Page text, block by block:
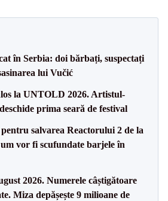
în Serbia: doi bărbați, suspectați
lui Vučić
la UNTOLD 2026. Artistul-
prima seară de festival
salvarea Reactorului 2 de la
vor fi scufundate barjele în
2026. Numerele câștigătoare
Miza depășește 9 milioane de